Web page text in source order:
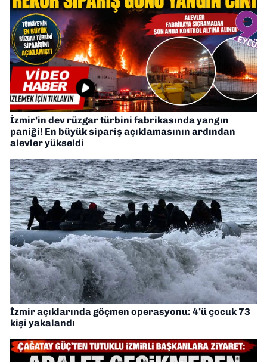
İzmir’in dev rüzgar türbini fabrikasında yangın
paniği! En büyük sipariş açıklamasının ardından
alevler yükseldi
İzmir açıklarında göçmen operasyonu: 4’ü çocuk 73
kişi yakalandı